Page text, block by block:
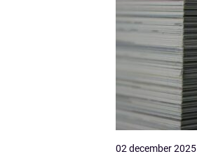
02 december 2025